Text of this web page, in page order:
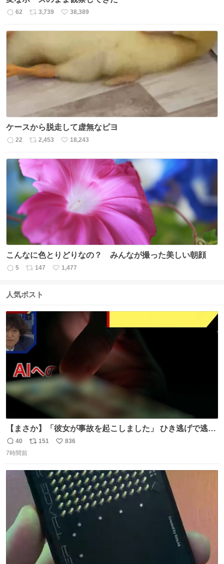
返
数
62
リ
数
3,739
い
38,389
ケースから脱走して虚無なピヨ
返
22
リ
ト
数
2,453
い
ね
数
18,243
こんなに色とりどりなの？ みんなが撮った美しい朝顔
返
数
5
リ
ス
数
147
い
1,477
人気ポスト
【まさか】「彼女が事故を起こしました」 ひき逃げで逃走
した男、AIの相談履歴で“ウソ発覚” 警察が男のスマホを押
収して解析すると、出頭する前に事故の詳しい状況やどう
かし、AIの回答は「正直に警察に話すように」だった。
返
信
40
リ
数
151
い
数
836
7時間前